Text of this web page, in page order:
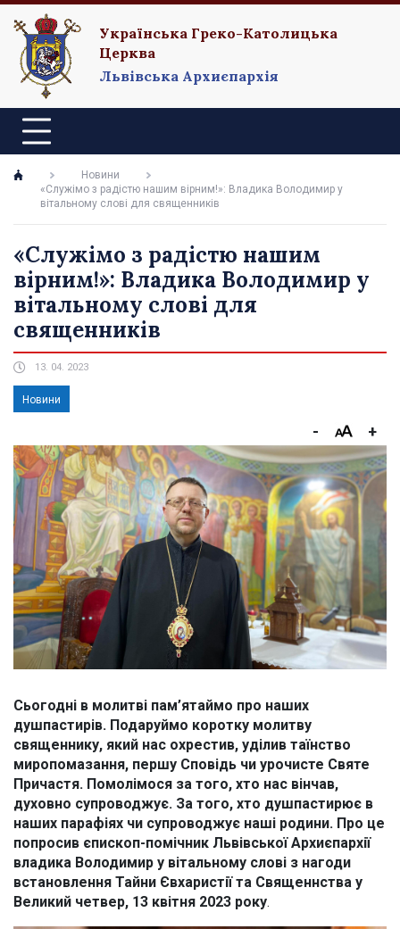
Українська Греко-Католицька
Церква
Львівська Архиєпархія
Новини
«Служімо з радістю нашим вірним!»: Владика Володимир у
вітальному слові для священників
«Служімо з радістю нашим
вірним!»: Владика Володимир у
вітальному слові для
священників
13. 04. 2023
Новини
- +
Сьогодні в молитві пам’ятаймо про наших
душпастирів. Подаруймо коротку молитву
священнику, який нас охрестив, уділив таїнство
миропомазання, першу Сповідь чи урочисте Святе
Причастя. Помолімося за того, хто нас вінчав,
духовно супроводжує. За того, хто душпастирює в
наших парафіях чи супроводжує наші родини. Про це
попросив єпископ-помічник Львівської Архиєпархії
владика Володимир у вітальному слові з нагоди
встановлення Тайни Євхаристії та Священнства у
Великий четвер, 13 квітня 2023 року.